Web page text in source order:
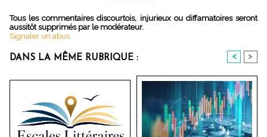
Tous les commentaires discourtois, injurieux ou diffamatoires seront
aussitôt supprimés par le modérateur.
Signaler un abus
DANS LA MÊME RUBRIQUE : < >